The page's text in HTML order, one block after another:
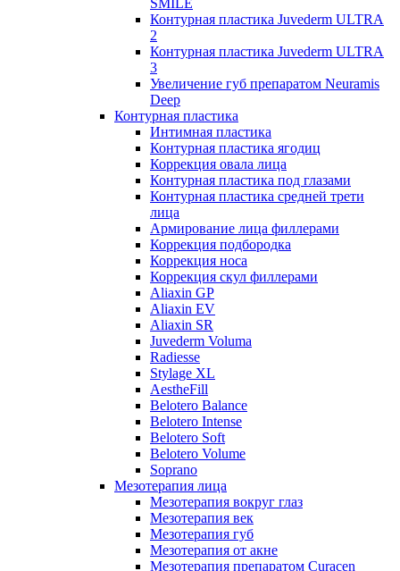
SMILE
Контурная пластика Juvederm ULTRA
2
Контурная пластика Juvederm ULTRA
3
Увеличение губ препаратом Neuramis
Deep
Контурная пластика
Интимная пластика
Контурная пластика ягодиц
Коррекция овала лица
Контурная пластика под глазами
Контурная пластика средней трети
лица
Армирование лица филлерами
Коррекция подбородка
Коррекция носа
Коррекция скул филлерами
Aliaxin GP
Aliaxin EV
Aliaxin SR
Juvederm Voluma
Radiesse
Stylage XL
AestheFill
Belotero Balance
Belotero Intense
Belotero Soft
Belotero Volume
Soprano
Мезотерапия лица
Мезотерапия вокруг глаз
Мезотерапия век
Мезотерапия губ
Мезотерапия от акне
Мезотерапия препаратом Curacen